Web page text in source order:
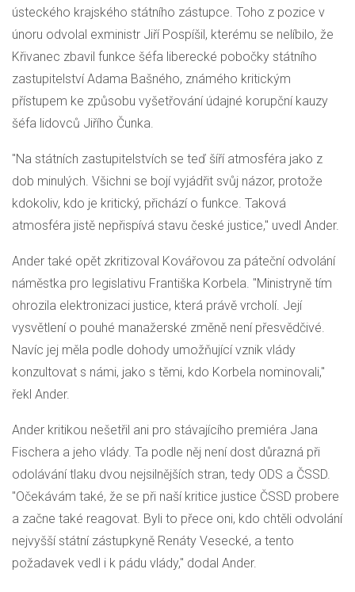
ústeckého krajského státního zástupce. Toho z pozice v
únoru odvolal exministr Jiří Pospíšil, kterému se nelíbilo, že
Křivanec zbavil funkce šéfa liberecké pobočky státního
zastupitelství Adama Bašného, známého kritickým
přístupem ke způsobu vyšetřování údajné korupční kauzy
šéfa lidovců Jiřího Čunka.
"Na státních zastupitelstvích se teď šíří atmosféra jako z
dob minulých. Všichni se bojí vyjádřit svůj názor, protože
kdokoliv, kdo je kritický, přichází o funkce. Taková
atmosféra jistě nepřispívá stavu české justice," uvedl Ander.
Ander také opět zkritizoval Kovářovou za páteční odvolání
náměstka pro legislativu Františka Korbela. "Ministryně tím
ohrozila elektronizaci justice, která právě vrcholí. Její
vysvětlení o pouhé manažerské změně není přesvědčivé.
Navíc jej měla podle dohody umožňující vznik vlády
konzultovat s námi, jako s těmi, kdo Korbela nominovali,"
řekl Ander.
Ander kritikou nešetřil ani pro stávajícího premiéra Jana
Fischera a jeho vlády. Ta podle něj není dost důrazná při
odolávání tlaku dvou nejsilnějších stran, tedy ODS a ČSSD.
"Očekávám také, že se při naší kritice justice ČSSD probere
a začne také reagovat. Byli to přece oni, kdo chtěli odvolání
nejvyšší státní zástupkyně Renáty Vesecké, a tento
požadavek vedl i k pádu vlády," dodal Ander.